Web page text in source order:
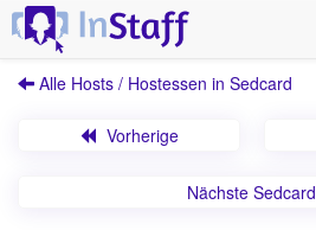
Alle Hosts / Hostessen in Sedcard
Vorherige
Nächste Sedcard